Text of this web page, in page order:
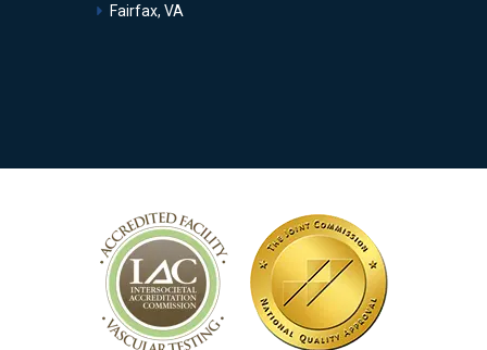
Fairfax, VA